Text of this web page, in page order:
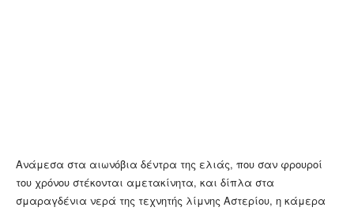
Ανάμεσα στα αιωνόβια δέντρα της ελιάς, που σαν φρουροί
του χρόνου στέκονται αμετακίνητα, και δίπλα στα
σμαραγδένια νερά της τεχνητής λίμνης Αστερίου, η κάμερα